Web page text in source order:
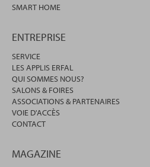
SMART HOME
ENTREPRISE
SERVICE
LES APPLIS ERFAL
QUI SOMMES NOUS?
SALONS & FOIRES
ASSOCIATIONS & PARTENAIRES
VOIE D'ACCÈS
CONTACT
MAGAZINE